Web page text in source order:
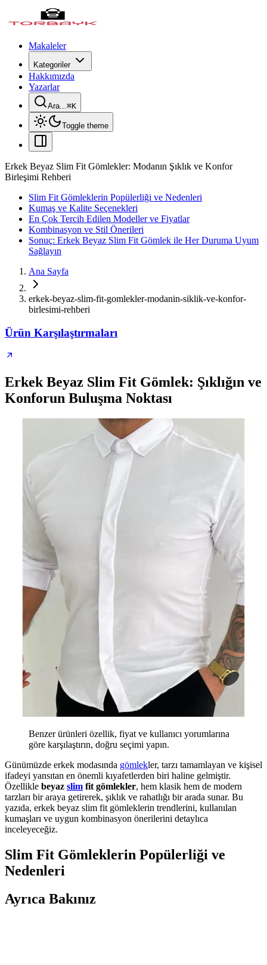
Makaleler
Kategoriler
Hakkımızda
Yazarlar
Ara...⌘K
Toggle theme
Erkek Beyaz Slim Fit Gömlekler: Modanın Şıklık ve Konfor
Birleşimi Rehberi
Slim Fit Gömleklerin Popülerliği ve Nedenleri
Kumaş ve Kalite Seçenekleri
En Çok Tercih Edilen Modeller ve Fiyatlar
Kombinasyon ve Stil Önerileri
Sonuç: Erkek Beyaz Slim Fit Gömlek ile Her Duruma Uyum
Sağlayın
Ana Sayfa
erkek-beyaz-slim-fit-gomlekler-modanin-siklik-ve-konfor-
birlesimi-rehberi
Ürün Karşılaştırmaları
Erkek Beyaz Slim Fit Gömlek: Şıklığın ve
Konforun Buluşma Noktası
Benzer ürünleri özellik, fiyat ve kullanıcı yorumlarına
göre karşılaştırın, doğru seçimi yapın.
Günümüzde erkek modasında gömlekler, tarzı tamamlayan ve kişisel
ifadeyi yansıtan en önemli kıyafetlerden biri haline gelmiştir.
Özellikle beyaz slim fit gömlekler, hem klasik hem de modern
tarzları bir araya getirerek, şıklık ve rahatlığı bir arada sunar. Bu
yazıda, erkek beyaz slim fit gömleklerin trendlerini, kullanılan
kumaşları ve uygun kombinasyon önerilerini detaylıca
inceleyeceğiz.
Slim Fit Gömleklerin Popülerliği ve
Nedenleri
Ayrıca Bakınız